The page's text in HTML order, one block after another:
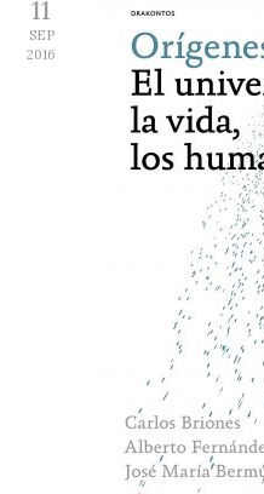
11
SEP
2016